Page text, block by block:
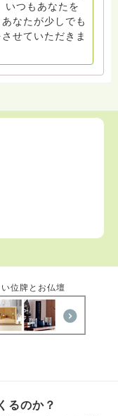
いつもあなたを
なたが少しでも
せていただきま
位牌とお仏壇
るのか？